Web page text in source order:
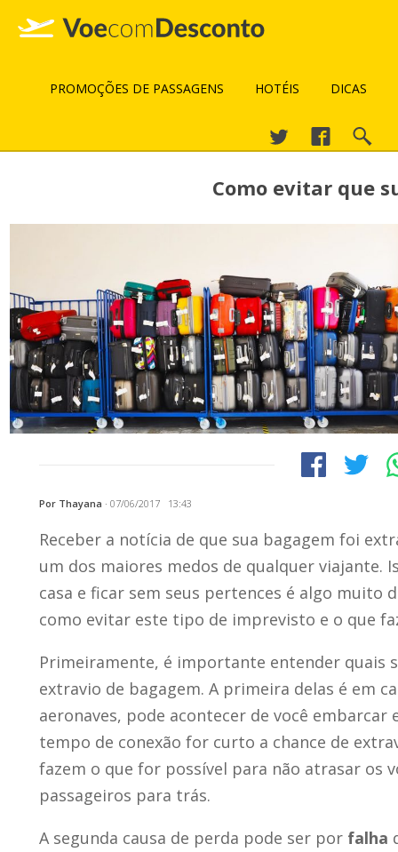
PROMOÇÕES DE PASSAGENS HOTÉIS DICAS
Como evitar que
Por Thayana · 07/06/2017 13:43
Receber a notícia de que sua bagagem foi
um dos maiores medos de qualquer viajante.
casa e ficar sem seus pertences é algo muito
como evitar este tipo de imprevisto e o que
Primeiramente, é importante entender quais
extravio de bagagem. A primeira delas é em
aeronaves, pode acontecer de você embarcar
tempo de conexão for curto a chance de
fazem o que for possível para não atrasar os
passageiros para trás.
A segunda causa de perda pode ser por falha